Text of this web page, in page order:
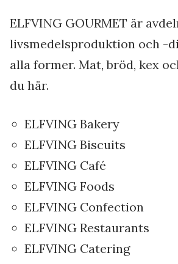
ELFVING GOURMET är
livsmedelsproduktion och -
alla former. Mat, bröd, kex
du här.
ELFVING Bakery
ELFVING Biscuits
ELFVING Café
ELFVING Foods
ELFVING Confection
ELFVING Restaurants
ELFVING Catering